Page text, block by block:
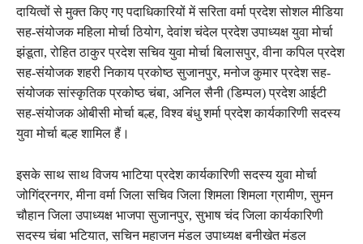
दायित्वों से मुक्त किए गए पदाधिकारियों में सरिता वर्मा प्रदेश सोशल मीडिया
सह-संयोजक महिला मोर्चा ठियोग, देवांश चंदेल प्रदेश उपाध्यक्ष युवा मोर्चा
झंडूता, रोहित ठाकुर प्रदेश सचिव युवा मोर्चा बिलासपुर, वीना कपिल प्रदेश
सह-संयोजक शहरी निकाय प्रकोष्ठ सुजानपुर, मनोज कुमार प्रदेश सह-
संयोजक सांस्कृतिक प्रकोष्ठ चंबा, अनिल सैनी (डिम्पल) प्रदेश आईटी
सह-संयोजक ओबीसी मोर्चा बल्ह, विश्व बंधु शर्मा प्रदेश कार्यकारिणी सदस्य
युवा मोर्चा बल्ह शामिल हैं।
इसके साथ साथ विजय भाटिया प्रदेश कार्यकारिणी सदस्य युवा मोर्चा
जोगिंद्रनगर, मीना वर्मा जिला सचिव जिला शिमला शिमला ग्रामीण, सुमन
चौहान जिला उपाध्यक्ष भाजपा सुजानपुर, सुभाष चंद जिला कार्यकारिणी
सदस्य चंबा भटियात, सचिन महाजन मंडल उपाध्यक्ष बनीखेत मंडल